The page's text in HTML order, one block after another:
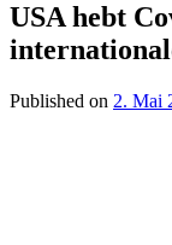
USA hebt
Published on 2. Mai